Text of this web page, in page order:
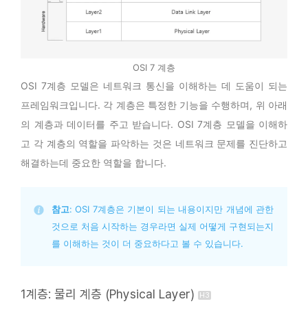
OSI 7 계층
OSI 7계층 모델은 네트워크 통신을 이해하는 데 도움이 되는
프레임워크입니다. 각 계층은 특정한 기능을 수행하며, 위 아래
의 계층과 데이터를 주고 받습니다. OSI 7계층 모델을 이해하
고 각 계층의 역할을 파악하는 것은 네트워크 문제를 진단하고
해결하는데 중요한 역할을 합니다.
참고: OSI 7계층은 기본이 되는 내용이지만 개념에 관한
것으로 처음 시작하는 경우라면 실제 어떻게 구현되는지
를 이해하는 것이 더 중요하다고 볼 수 있습니다.
1계층: 물리 계층 (Physical Layer)